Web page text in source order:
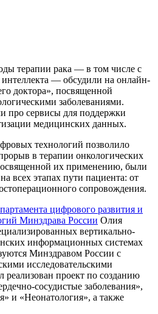
терапии рака — в том числе с
— обсудили на онлайн-
доктора», посвященной
заболеваниями.
про сервисы для поддержки
медицинских данных.
технологий позволило
в терапии онкологических
их применению, были
всех этапах пути пациента: от
сопровождения.
цифрового развития и
Минздрава России Олия
вертикально-
информационных системах
Минздравом России с
исследовательскими
проект по созданию
сосудистые заболевания»,
и «Неонатология», а также